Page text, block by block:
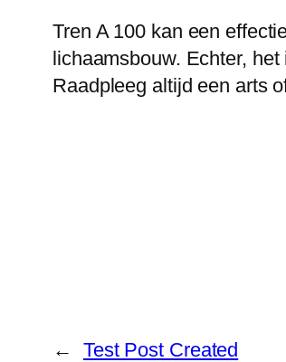
Tren A 100 kan een
lichaamsbouw. Echter,
Raadpleeg altijd een arts
← Test Post Created